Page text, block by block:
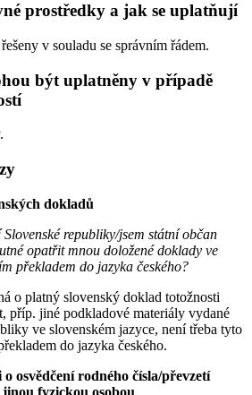
prostředky a jak se uplatňují
v souladu se správním řádem.
být uplatněny v případě
dokladů
republiky/jsem státní občan
opatřit mnou doložené doklady ve
překladem do jazyka českého?
o platný slovenský doklad totožnosti
příp. jiné podkladové materiály vydané
ve slovenském jazyce, není třeba tyto
do jazyka českého.
osvědčení rodného čísla/převzetí
fyzickou osobou